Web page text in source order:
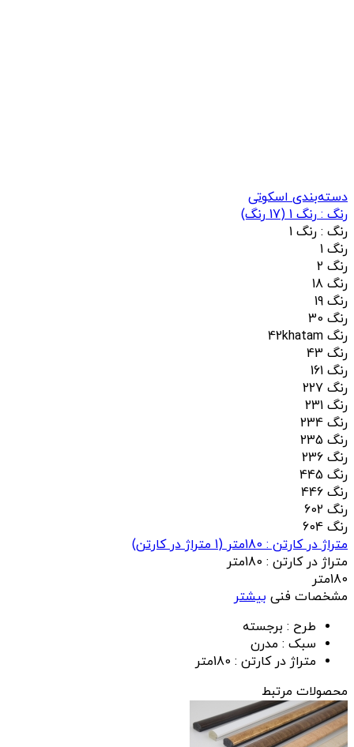
دسته‌بندی اسکوتی
رنگ :رنگ 1 (
17 رنگ)
رنگ : رنگ 1
رنگ 1
رنگ 2
رنگ 18
رنگ 19
رنگ 30
رنگ 42khatam
رنگ 43
رنگ 161
رنگ 227
رنگ 231
رنگ 234
رنگ 235
رنگ 236
رنگ 445
رنگ 446
رنگ 602
رنگ 604
متراژ در کارتن : 180متر
(
1 متراژ در کارتن)
متراژ در کارتن : 180متر
180متر
مشخصات فنی بیشتر
طرح : برجسته
سبک : مدرن
متراژ در کارتن : 180متر
محصولات مرتبط